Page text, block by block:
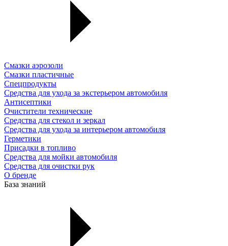
Смазки аэрозоли
Смазки пластичные
Спецпродукты
Средства для ухода за экстерьером автомобиля
Антисептики
Очистители технические
Средства для стекол и зеркал
Средства для ухода за интерьером автомобиля
Герметики
Присадки в топливо
Средства для мойки автомобиля
Средства для очистки рук
О бренде
База знаний